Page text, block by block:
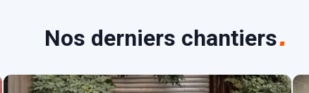
Nos derniers chantiers